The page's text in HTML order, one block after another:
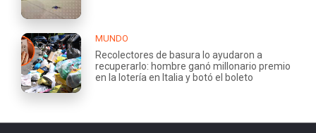
MUNDO
Recolectores de basura lo ayudaron a
recuperarlo: hombre ganó millonario premio
en la lotería en Italia y botó el boleto